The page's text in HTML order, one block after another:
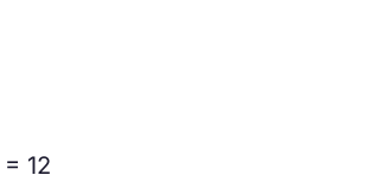
12